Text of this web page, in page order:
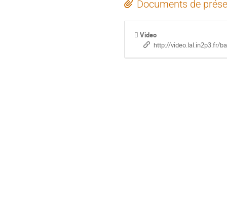
Documents de
Video
http://video.lal.in2p3.fr/